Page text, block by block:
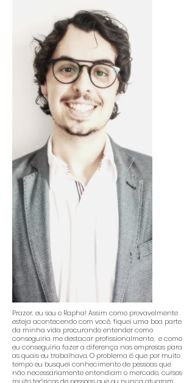
Prazer, eu sou o Rapha! Assim como provavelmente
esteja acontecendo com você, fiquei uma boa parte
da minha vida procurando entender como
conseguiria me destacar profissionalmente, e como
eu conseguiria fazer a diferença nas empresas para
as quais eu trabalhava. O problema é que por muito
tempo eu busquei conhecimento de pessoas que
não necessariamente entendiam o mercado, cursos
muito teóricos de pessoas que ou nunca atuaram